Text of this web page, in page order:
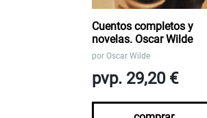
Cuentos completos y
novelas. Oscar Wilde
por Oscar Wilde
pvp. 29,20 €